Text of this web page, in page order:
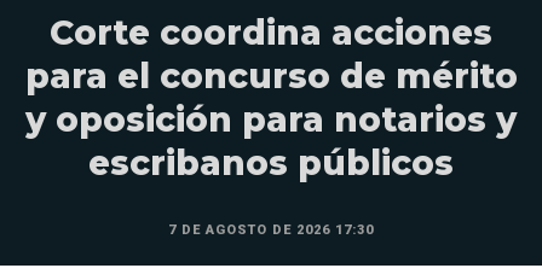
Corte coordina acciones
para el concurso de mérito
y oposición para notarios y
escribanos públicos
7 DE AGOSTO DE 2026 17:30